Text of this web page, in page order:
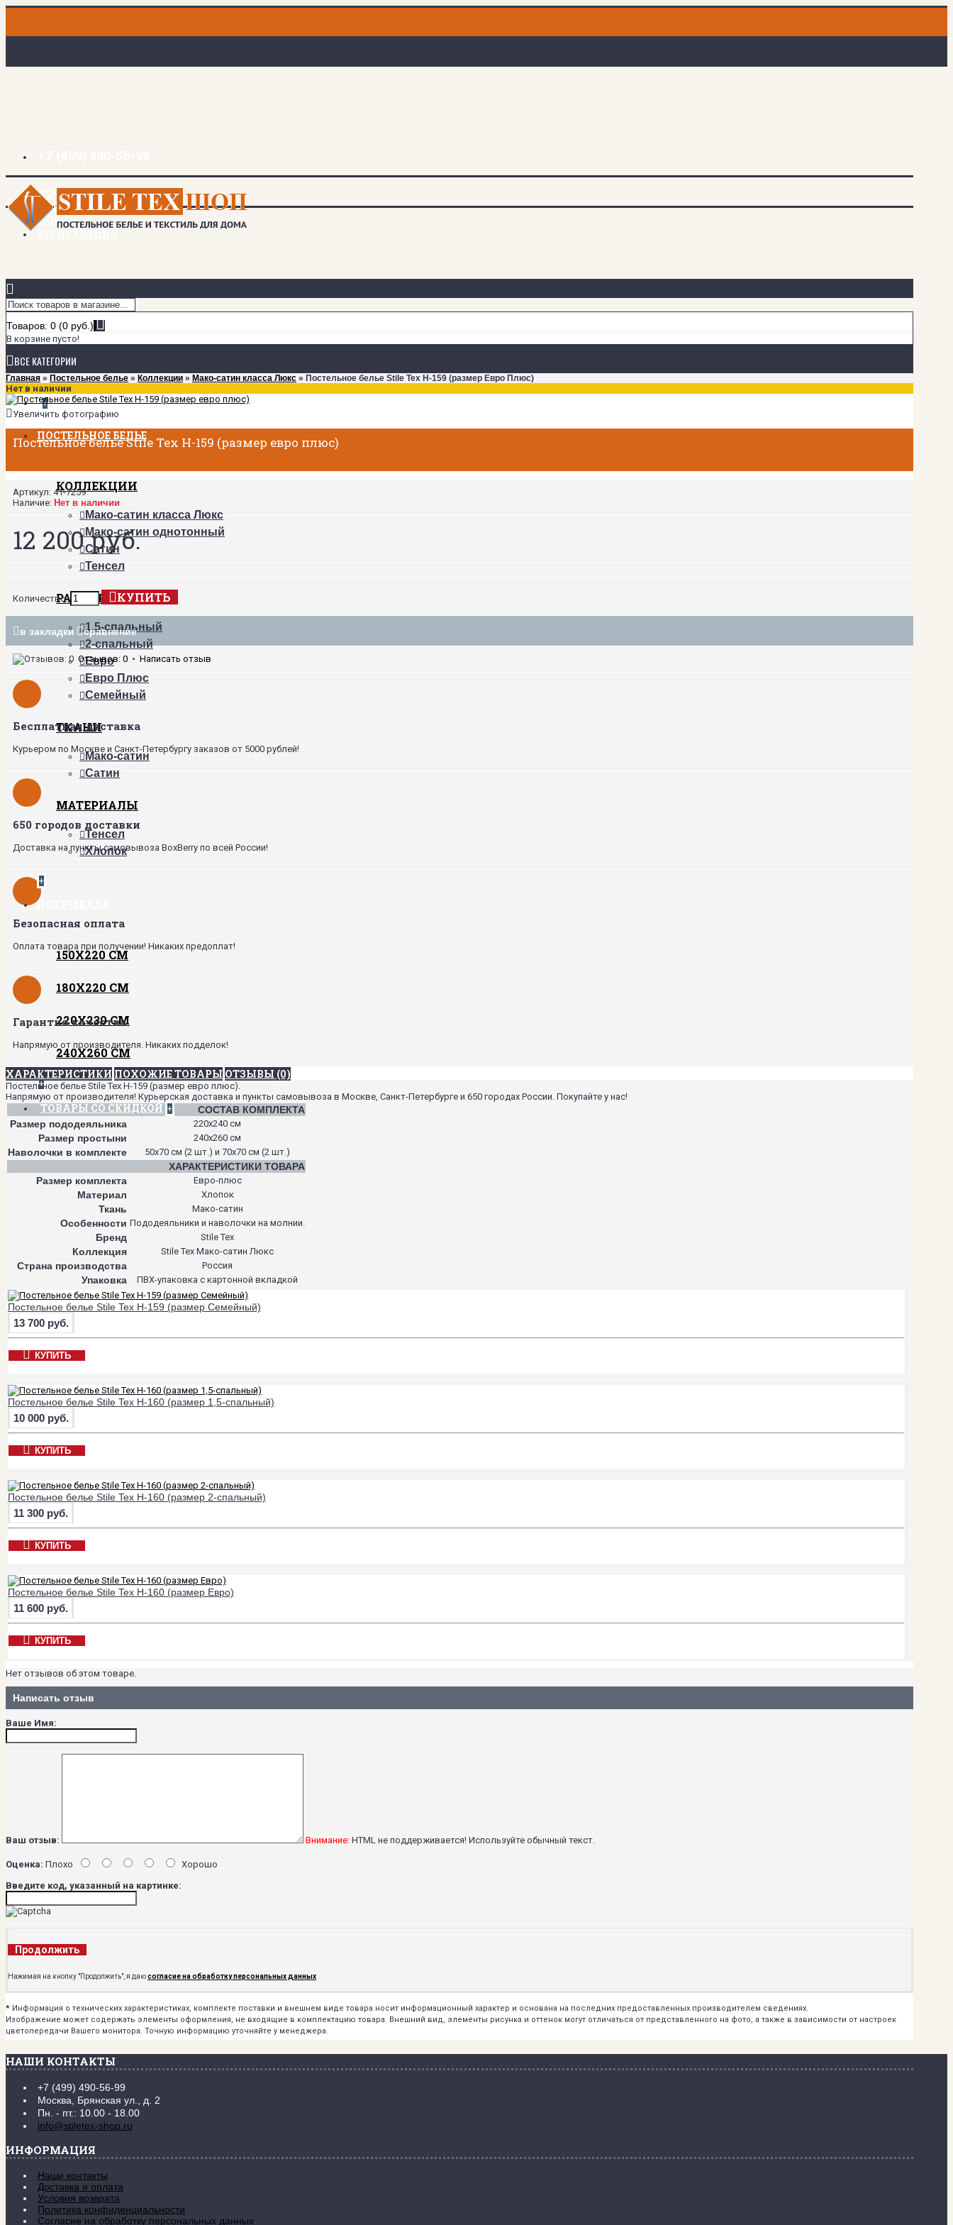
ДОСТАВКА И ОПЛАТА
ЗАКЛАДКИ (0)
ЛОГИН
Товаров: 0 (0 руб.)
В корзине пусто!
ВСЕ КАТЕГОРИИ
+
ПОСТЕЛЬНОЕ БЕЛЬЕ
КОЛЛЕКЦИИ
Мако-сатин класса Люкс
Мако-сатин однотонный
Сатин
Тенсел
РАЗМЕРЫ
1,5-спальный
2-спальный
Евро
Евро Плюс
Семейный
ТКАНИ
Мако-сатин
Сатин
МАТЕРИАЛЫ
Тенсел
Хлопок
+
ПОКРЫВАЛА
150Х220 СМ
180Х220 СМ
220Х230 СМ
240Х260 СМ
+
ТОВАРЫ СО СКИДКОЙ +
Главная » Постельное белье » Коллекции » Мако-сатин класса Люкс » Постельное белье Stile Tex H-159 (размер Евро Плюс)
Нет в наличии
Увеличить фотографию
Постельное белье Stile Tex H-159 (размер евро плюс)
Артикул: 41-7259
Наличие: Нет в наличии
12 200 руб.
Количество: КУПИТЬ
в закладки сравнение
Отзывов: 0 • Написать отзыв
Бесплатная доставка
Курьером по Москве и Санкт-Петербургу заказов от 5000 рублей!
650 городов доставки
Доставка на пункты самовывоза BoxBerry по всей России!
Безопасная оплата
Оплата товара при получении! Никаких предоплат!
Гарантия качества
Напрямую от производителя. Никаких подделок!
ХАРАКТЕРИСТИКИ ПОХОЖИЕ ТОВАРЫ ОТЗЫВЫ (0)
Постельное белье Stile Tex H-159 (размер евро плюс).
Напрямую от производителя! Курьерская доставка и пункты самовывоза в Москве, Санкт-Петербурге и 650 городах России. Покупайте у нас!
СОСТАВ КОМПЛЕКТА
Размер пододеяльника
220х240 см
Размер простыни 240х260 см
Наволочки в комплекте 50х70 см (2 шт.) и 70х70 см (2 шт.)
ХАРАКТЕРИСТИКИ ТОВАРА
Размер комплекта
Евро-плюс
Материал Хлопок
Ткань Мако-сатин
Особенности Пододеяльники и наволочки на молнии.
Бренд Stile Tex
Коллекция Stile Tex Мако-сатин Люкс
Страна производства Россия
Упаковка ПВХ-упаковка с картонной вкладкой
Постельное белье Stile Tex H-159 (размер Семейный)
13 700 руб.
КУПИТЬ
Постельное белье Stile Tex H-160 (размер 1,5-спальный)
10 000 руб.
КУПИТЬ
Постельное белье Stile Tex H-160 (размер 2-спальный)
11 300 руб.
КУПИТЬ
Постельное белье Stile Tex H-160 (размер Евро)
11 600 руб.
КУПИТЬ
Нет отзывов об этом товаре.
Написать отзыв
Ваше Имя:
Ваш отзыв: Внимание: HTML не поддерживается! Используйте обычный текст.
Оценка: Плохо
Хорошо
Введите код, указанный на картинке:
Продолжить
Нажимая на кнопку "Продолжить", я даюсогласие на обработку персональных данных
* Информация о технических характеристиках, комплекте поставки и внешнем виде товара носит информационный характер и основана на последних предоставленных производителем сведениях.
Изображение может содержать элементы оформления, не входящие в комплектацию товара. Внешний вид, элементы рисунка и оттенок могут отличаться от представленного на фото, а также в зависимости от настроек
цветопередачи Вашего монитора. Точную информацию уточняйте у менеджера.
НАШИ КОНТАКТЫ
+7 (499) 490-56-99
Москва, Брянская ул., д. 2
Пн. - пт.: 10.00 - 18.00
info@stiletex-shop.ru
ИНФОРМАЦИЯ
Наши контакты
Доставка и оплата
Условия возврата
Политика конфиденциальности
Согласие на обработку персональных данных